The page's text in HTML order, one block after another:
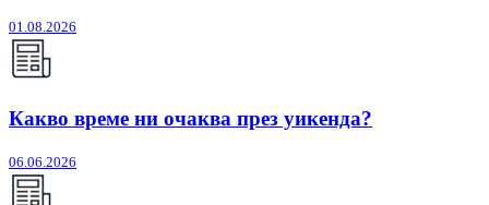
01.08.2026
Какво време ни очаква през уикенда?
06.06.2026